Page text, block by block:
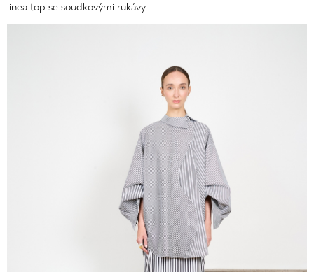
linea top se soudkovými rukávy